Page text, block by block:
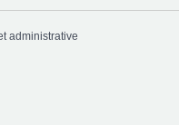
administrative